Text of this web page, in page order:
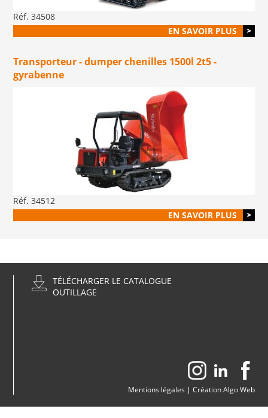
Réf. 34508
EN SAVOIR PLUS
Transporteur - dumper chenilles 1500l 2t5 -
gyrabenne
Réf. 34512
EN SAVOIR PLUS
TÉLÉCHARGER LE CATALOGUE
OUTILLAGE
Mentions légales | Création Algo Web